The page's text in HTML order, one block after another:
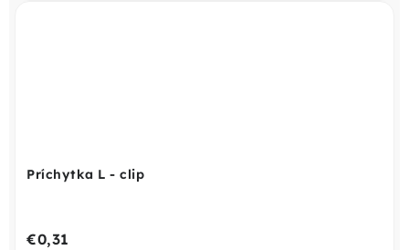
Príchytka L - clip
€0,31